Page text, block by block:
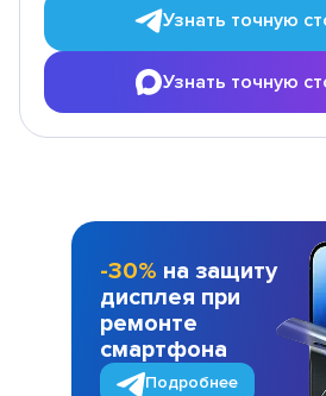
Узнать точную
Узнать точную
-30% на защиту
дисплея при
ремонте
смартфона
Подробнее